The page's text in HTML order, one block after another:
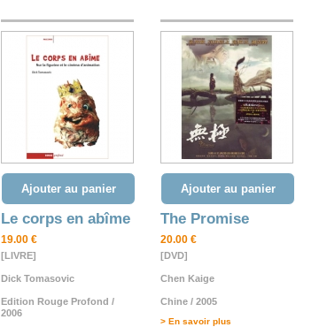
Ajouter au panier
Le corps en abîme
19.00 €
[LIVRE]
Dick Tomasovic
Edition Rouge Profond /
2006
Ajouter au panier
The Promise
20.00 €
[DVD]
Chen Kaige
Chine / 2005
> En savoir plus